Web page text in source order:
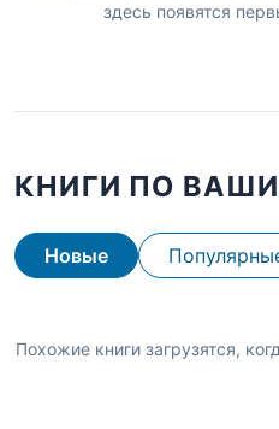
здесь появятся
КНИГИ ПО
Новые
Похожие книги загрузятся,